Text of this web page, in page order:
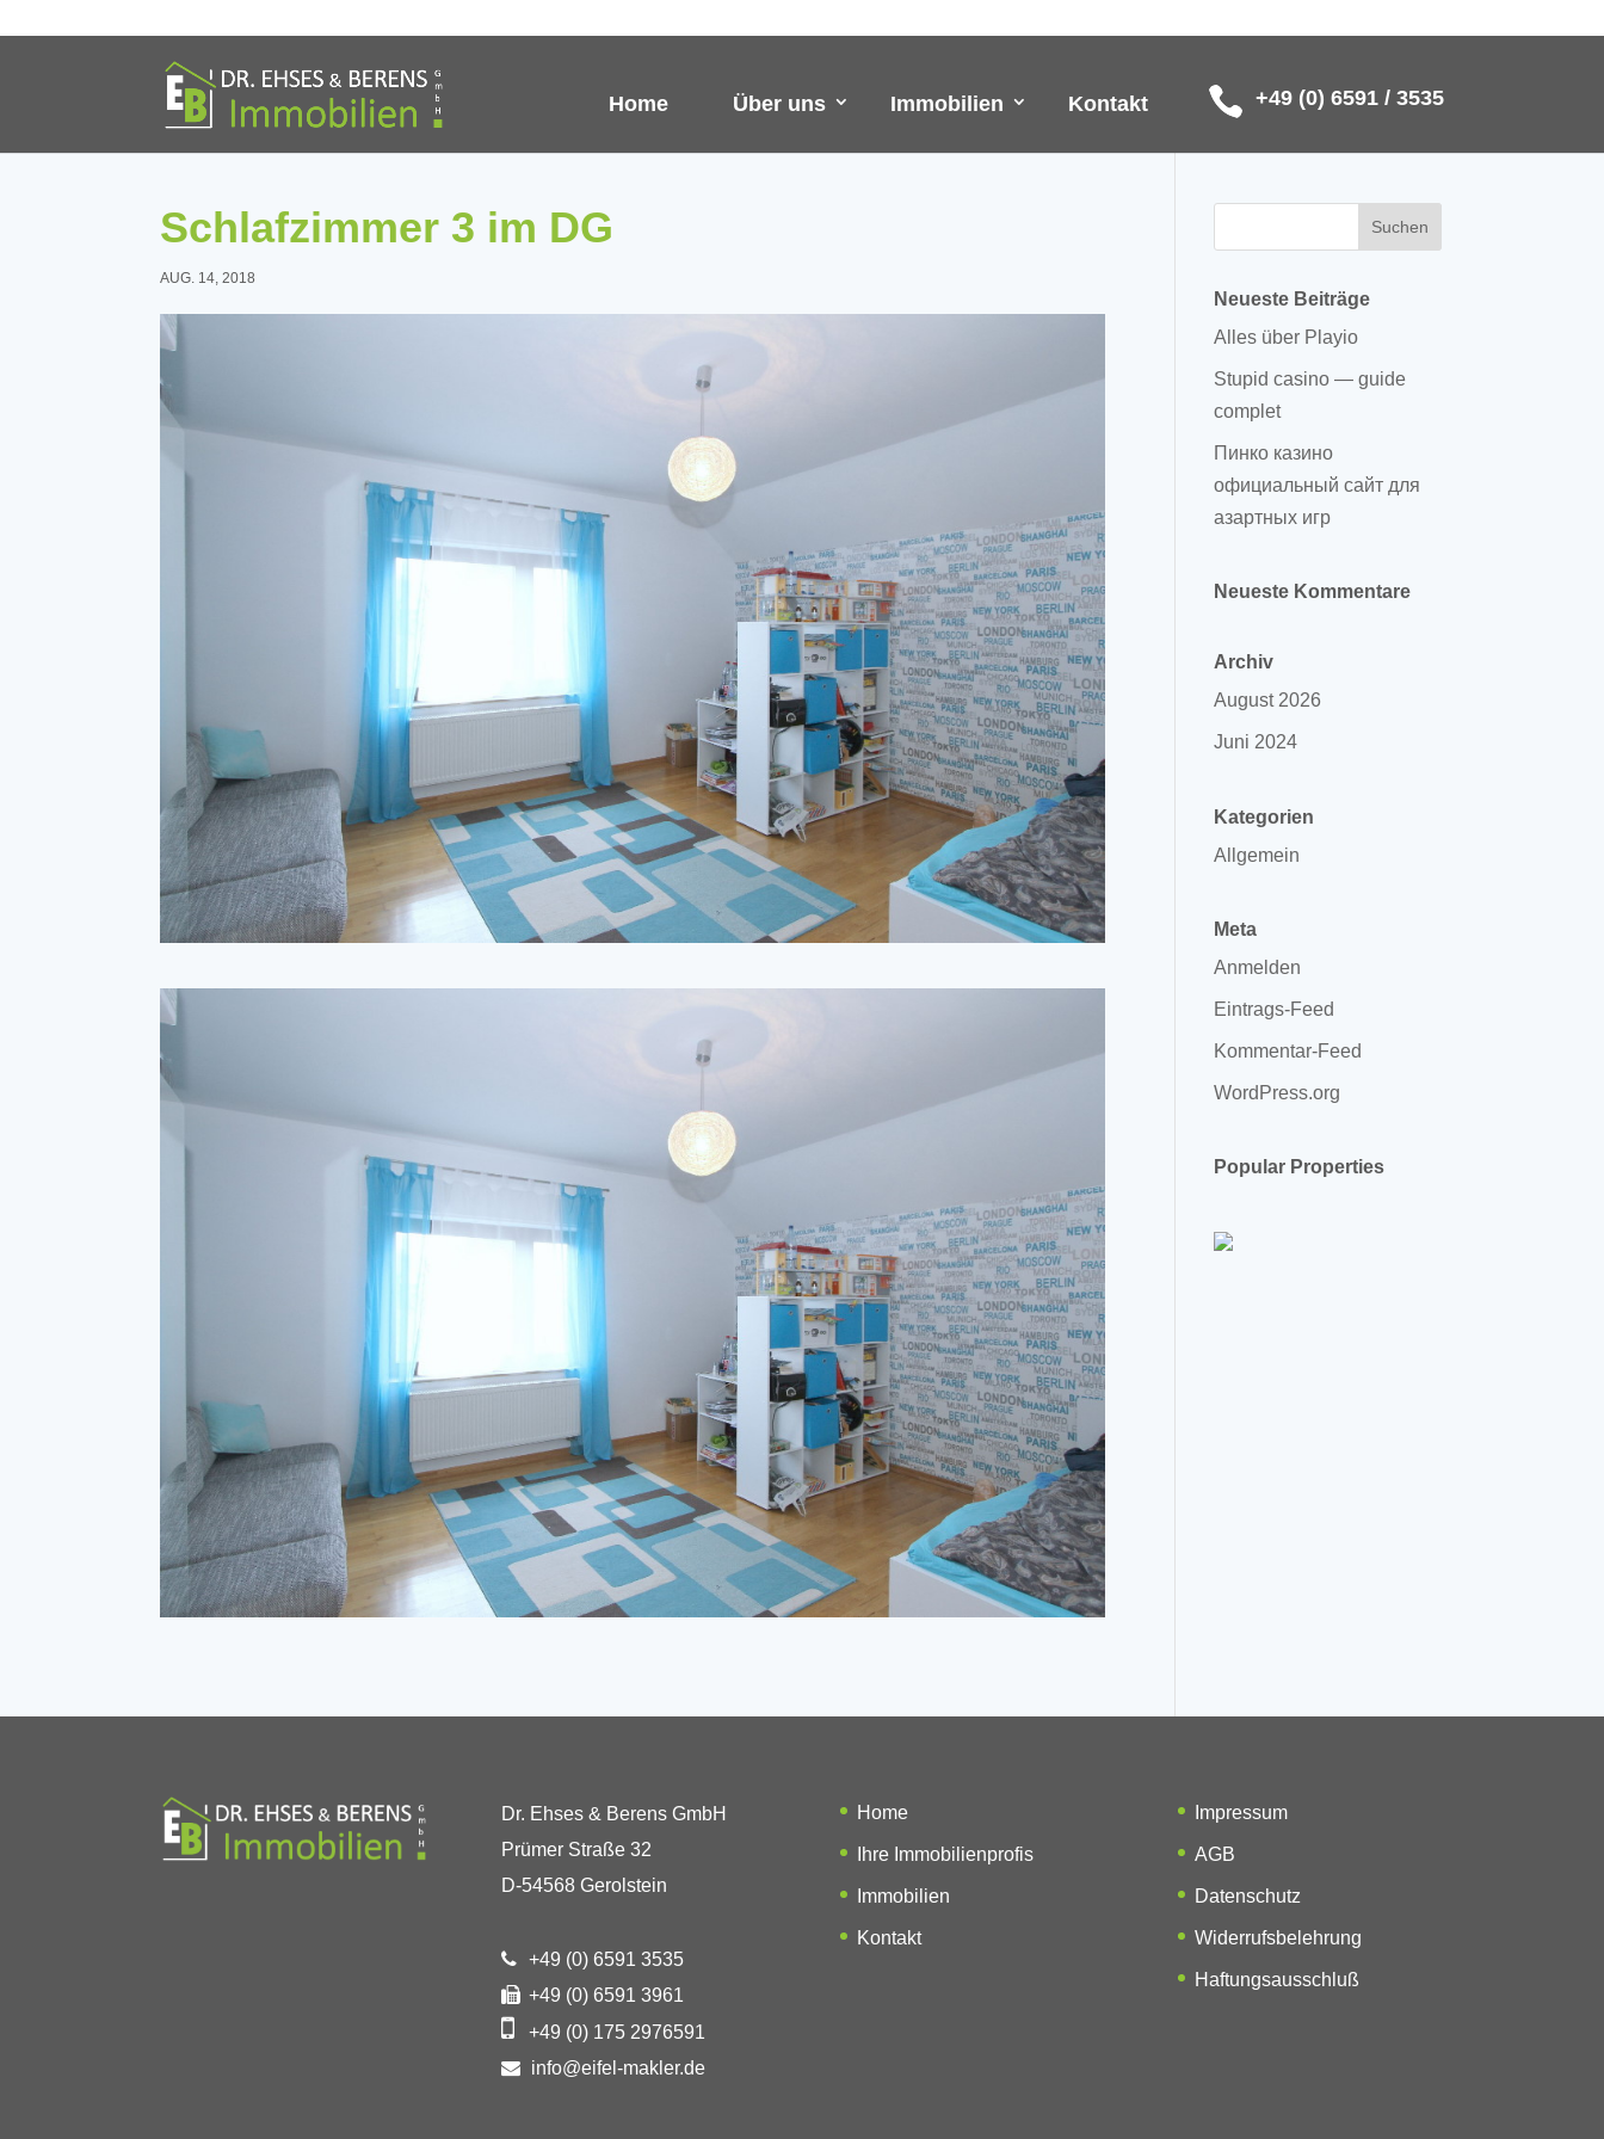
+49 (0) 6591 / 3535
Home Über uns Immobilien Kontakt
Schlafzimmer 3 im DG
AUG. 14, 2018
Neueste Beiträge
Alles über Playio
Stupid casino — guide
complet
Пинко казино
официальный сайт для
азартных игр
Neueste Kommentare
Archiv
August 2026
Juni 2024
Kategorien
Allgemein
Meta
Anmelden
Eintrags-Feed
Kommentar-Feed
WordPress.org
Popular Properties
Dr. Ehses & Berens GmbH
Prümer Straße 32
D-54568 Gerolstein
+49 (0) 6591 3535
+49 (0) 6591 3961
+49 (0) 175 2976591
info@eifel-makler.de
Home
Ihre Immobilienprofis
Immobilien
Kontakt
Impressum
AGB
Datenschutz
Widerrufsbelehrung
Haftungsausschluß